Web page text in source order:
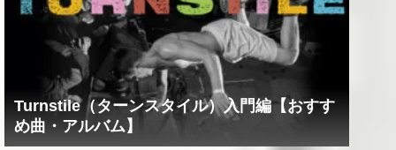
Turnstile（ターンスタイル）入門編【おすす
め曲・アルバム】